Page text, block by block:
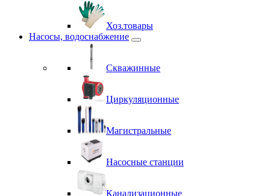
Хоз.товары
Насосы, водоснабжение
Скважинные
Циркуляционные
Магистральные
Насосные станции
Канализационные